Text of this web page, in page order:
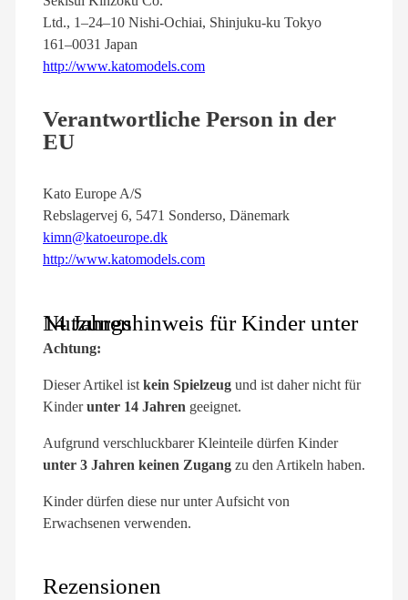
Ltd., 1–24–10 Nishi-Ochiai, Shinjuku-ku Tokyo
161–0031 Japan
http://www.katomodels.com
Verantwortliche Person in der
EU
Kato Europe A/S
Rebslagervej 6, 5471 Sonderso, Dänemark
kimn@katoeurope.dk
http://www.katomodels.com
Nutzungshinweis für Kinder unter 14 Jahren
Achtung:
Dieser Artikel ist kein Spielzeug und ist daher nicht für
Kinderunter 14 Jahren geeignet.
Aufgrund verschluckbarer Kleinteile dürfen Kinder
unter 3 Jahren keinen Zugang zu den Artikeln haben.
Kinder dürfen diese nur unter Aufsicht von
Erwachsenen verwenden.
Rezensionen